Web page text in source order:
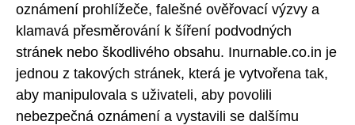
oznámení prohlížeče, falešné ověřovací výzvy a
klamavá přesměrování k šíření podvodných
stránek nebo škodlivého obsahu. Inurnable.co.in je
jednou z takových stránek, která je vytvořena tak,
aby manipulovala s uživateli, aby povolili
nebezpečná oznámení a vystavili se dalšímu